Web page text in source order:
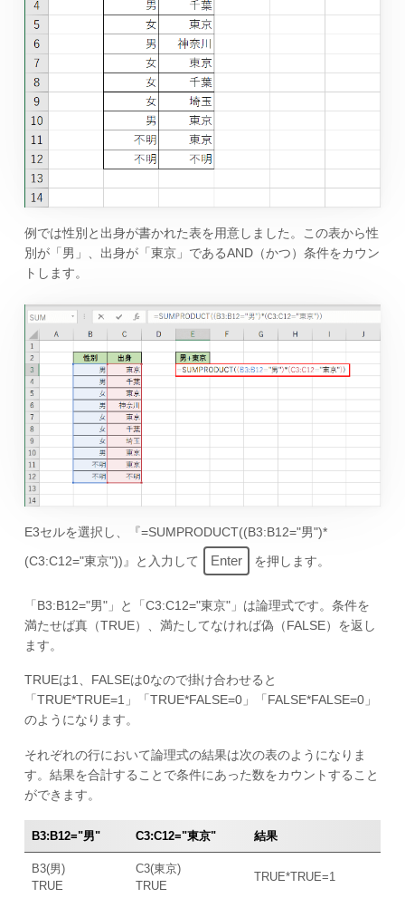
例では性別と出身が書かれた表を用意しました。この表から性
別が「男」、出身が「東京」であるAND（かつ）条件をカウン
トします。
E3セルを選択し、『=SUMPRODUCT((B3:B12="男")*
(C3:C12="東京"))』と入力して
Enter を押します。
「B3:B12="男"」と「C3:C12="東京"」は論理式です。条件を
満たせば真（TRUE）、満たしてなければ偽（FALSE）を返し
ます。
TRUEは1、FALSEは0なので掛け合わせると
「TRUE*TRUE=1」「TRUE*FALSE=0」「FALSE*FALSE=0」
のようになります。
それぞれの行において論理式の結果は次の表のようになりま
す。結果を合計することで条件にあった数をカウントすること
ができます。
B3:B12="男" C3:C12="東京" 結果
B3(男)
TRUE
C3(東京)
TRUE
TRUE*TRUE=1